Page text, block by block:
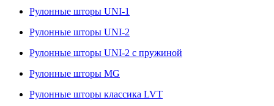
Рулонные шторы UNI-1
Рулонные шторы UNI-2
Рулонные шторы UNI-2 с пружиной
Рулонные шторы MG
Рулонные шторы классика LVT